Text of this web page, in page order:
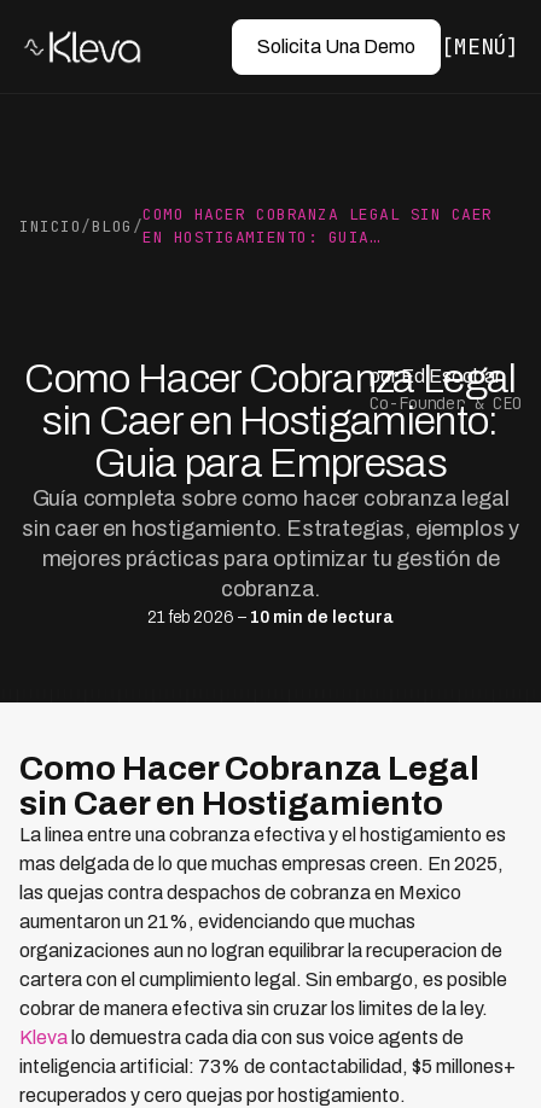
Solicita Una Demo MENÚ
INICIO/BLOG /
COMO HACER COBRANZA LEGAL SIN CAER
EN HOSTIGAMIENTO: GUIA…
Como Hacer Cobranza Legal
sin Caer en Hostigamiento:
Guia para Empresas
Guía completa sobre como hacer cobranza legal
sin caer en hostigamiento. Estrategias, ejemplos y
mejores prácticas para optimizar tu gestión de
cobranza.
21 feb 2026 – 10 min de lectura
por Ed Escobar
Co-Founder & CEO
Como Hacer Cobranza Legal
sin Caer en Hostigamiento
La linea entre una cobranza efectiva y el hostigamiento es
mas delgada de lo que muchas empresas creen. En 2025,
las quejas contra despachos de cobranza en Mexico
aumentaron un 21%, evidenciando que muchas
organizaciones aun no logran equilibrar la recuperacion de
cartera con el cumplimiento legal. Sin embargo, es posible
cobrar de manera efectiva sin cruzar los limites de la ley.
Kleva lo demuestra cada dia con sus voice agents de
inteligencia artificial: 73% de contactabilidad, $5 millones+
recuperados y cero quejas por hostigamiento.